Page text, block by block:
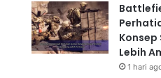
Lebih
1 hari